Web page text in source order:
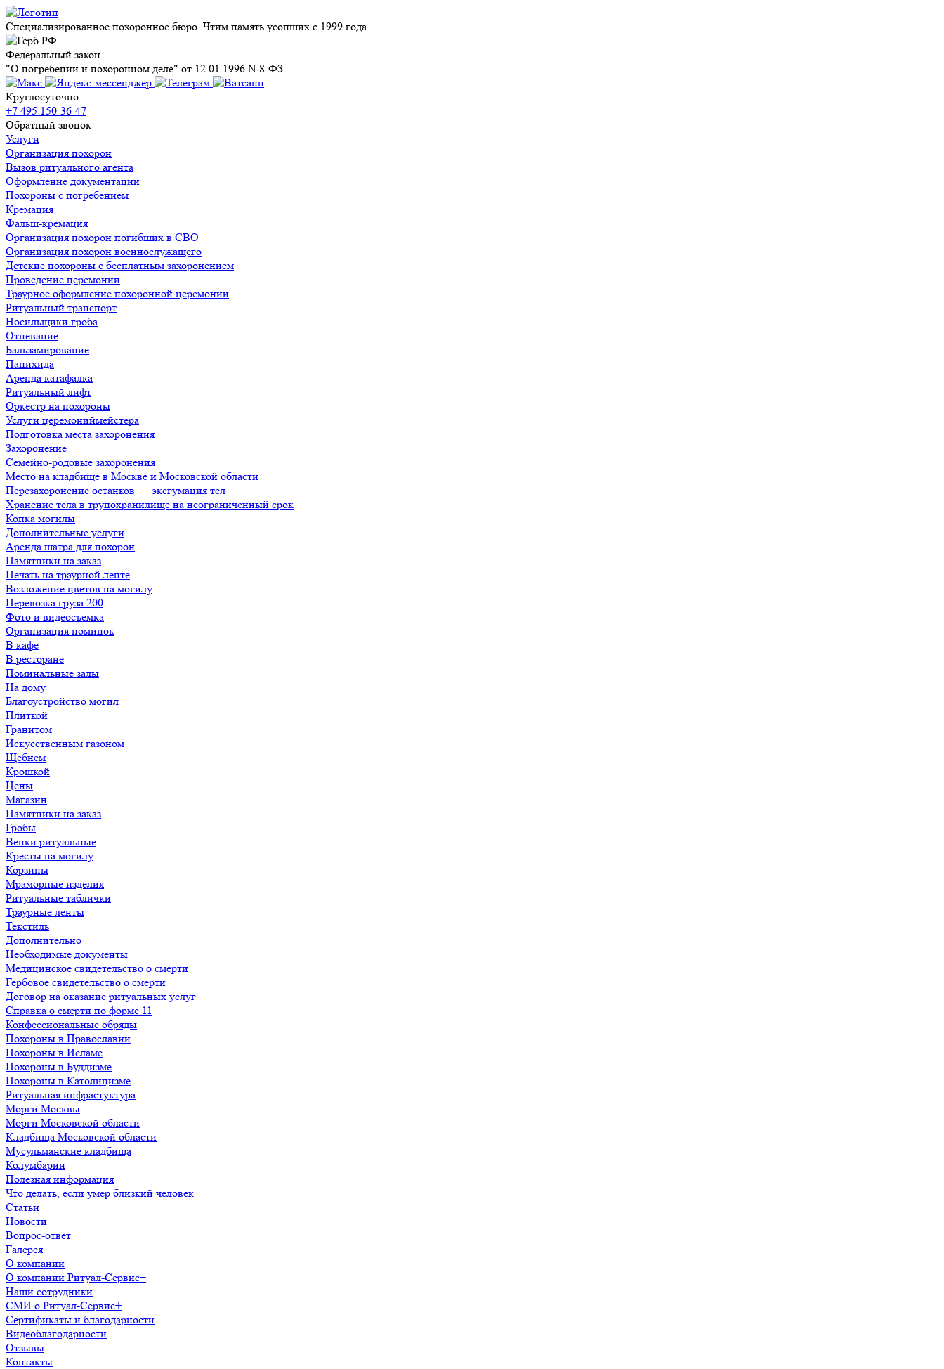
Специализированное похоронное бюро. Чтим память усопших с 1999 года
Федеральный закон
"О погребении и похоронном деле" от 12.01.1996 N 8-ФЗ
Круглосуточно
+7 495 150-36-47
Обратный звонок
Услуги
Организация похорон
Вызов ритуального агента
Оформление документации
Похороны с погребением
Кремация
Фальш-кремация
Организация похорон погибших в СВО
Организация похорон военнослужащего
Детские похороны с бесплатным захоронением
Проведение церемонии
Траурное оформление похоронной церемонии
Ритуальный транспорт
Носильщики гроба
Отпевание
Бальзамирование
Панихида
Аренда катафалка
Ритуальный лифт
Оркестр на похороны
Услуги церемониймейстера
Подготовка места захоронения
Захоронение
Семейно-родовые захоронения
Место на кладбище в Москве и Московской области
Перезахоронение останков — эксгумация тел
Хранение тела в трупохранилище на неограниченный срок
Копка могилы
Дополнительные услуги
Аренда шатра для похорон
Памятники на заказ
Печать на траурной ленте
Возложение цветов на могилу
Перевозка груза 200
Фото и видеосъемка
Организация поминок
В кафе
В ресторане
Поминальные залы
На дому
Благоустройство могил
Плиткой
Гранитом
Искусственным газоном
Щебнем
Крошкой
Цены
Магазин
Памятники на заказ
Гробы
Венки ритуальные
Кресты на могилу
Корзины
Мраморные изделия
Ритуальные таблички
Траурные ленты
Текстиль
Дополнительно
Необходимые документы
Медицинское свидетельство о смерти
Гербовое свидетельство о смерти
Договор на оказание ритуальных услуг
Справка о смерти по форме 11
Конфессиональные обряды
Похороны в Православии
Похороны в Исламе
Похороны в Буддизме
Похороны в Католицизме
Ритуальная инфрастуктура
Морги Москвы
Морги Московской области
Кладбища Московской области
Мусульманские кладбища
Колумбарии
Полезная информация
Что делать, если умер близкий человек
Статьи
Новости
Вопрос-ответ
Галерея
О компании
О компании Ритуал-Сервис+
Наши сотрудники
СМИ о Ритуал-Сервис+
Сертификаты и благодарности
Видеоблагодарности
Отзывы
Контакты